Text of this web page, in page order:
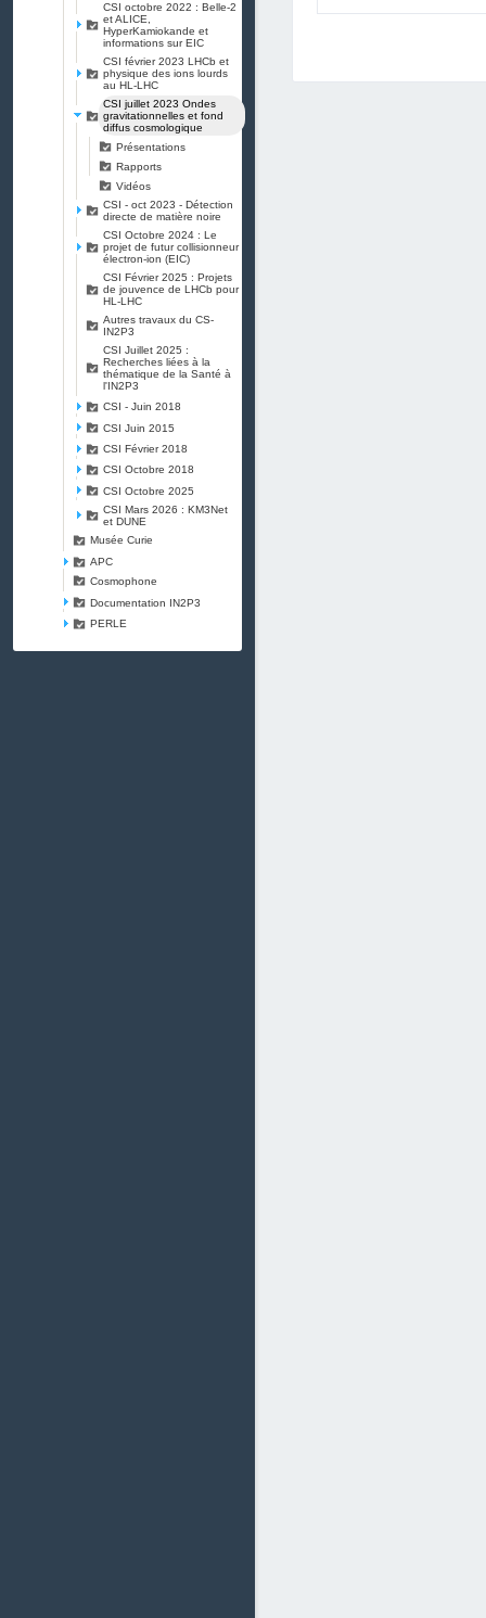
CSI octobre 2022 : Belle-2
et ALICE,
HyperKamiokande et
informations sur EIC
CSI février 2023 LHCb et
physique des ions lourds
au HL-LHC
CSI juillet 2023 Ondes
gravitationnelles et fond
diffus cosmologique
Présentations
Rapports
Vidéos
CSI - oct 2023 - Détection
directe de matière noire
CSI Octobre 2024 : Le
projet de futur collisionneur
électron-ion (EIC)
CSI Février 2025 : Projets
de jouvence de LHCb pour
HL-LHC
Autres travaux du CS-
IN2P3
CSI Juillet 2025 :
Recherches liées à la
thématique de la Santé à
l'IN2P3
CSI - Juin 2018
CSI Juin 2015
CSI Février 2018
CSI Octobre 2018
CSI Octobre 2025
CSI Mars 2026 : KM3Net
et DUNE
Musée Curie
APC
Cosmophone
Documentation IN2P3
PERLE